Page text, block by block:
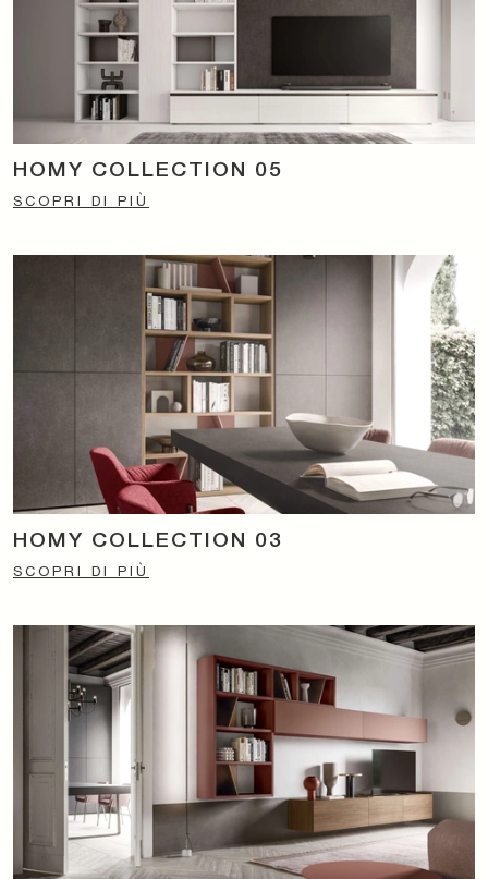
HOMY COLLECTION 05
SCOPRI DI PIÙ
HOMY COLLECTION 03
SCOPRI DI PIÙ